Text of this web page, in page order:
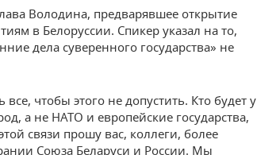
Володина, предварявшее открытие
в Белоруссии. Спикер указал на то,
дела суверенного государства» не
чтобы этого не допустить. Кто будет у
а не НАТО и европейские государства,
связи прошу вас, коллеги, более
Союза Беларуси и России. Мы